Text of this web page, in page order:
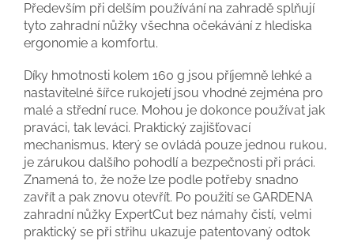
Především při delším používání na zahradě splňují
tyto zahradní nůžky všechna očekávání z hlediska
ergonomie a komfortu.
Díky hmotnosti kolem 160 g jsou příjemně lehké a
nastavitelné šířce rukojetí jsou vhodné zejména pro
malé a střední ruce. Mohou je dokonce používat jak
praváci, tak leváci. Praktický zajišťovací
mechanismus, který se ovládá pouze jednou rukou,
je zárukou dalšího pohodlí a bezpečnosti při práci.
Znamená to, že nože lze podle potřeby snadno
zavřít a pak znovu otevřít. Po použití se GARDENA
zahradní nůžky ExpertCut bez námahy čistí, velmi
praktický se při střihu ukazuje patentovaný odtok